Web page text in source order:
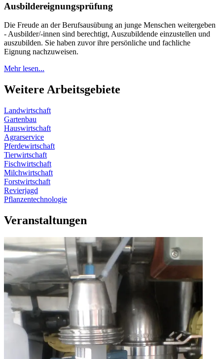
Ausbildereignungsprüfung
Die Freude an der Berufsausübung an junge Menschen weitergeben
- Ausbilder/-innen sind berechtigt, Auszubildende einzustellen und
auszubilden. Sie haben zuvor ihre persönliche und fachliche
Eignung nachzuweisen.
Mehr lesen...
Weitere Arbeitsgebiete
Landwirtschaft
Gartenbau
Hauswirtschaft
Agrarservice
Pferdewirtschaft
Tierwirtschaft
Fischwirtschaft
Milchwirtschaft
Forstwirtschaft
Revierjagd
Pflanzentechnologie
Veranstaltungen